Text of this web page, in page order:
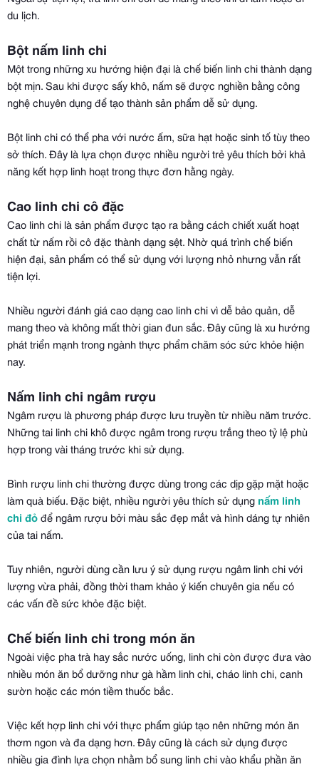
du lịch.
Bột nấm linh chi
Một trong những xu hướng hiện đại là chế biến linh chi thành dạng
bột mịn. Sau khi được sấy khô, nấm sẽ được nghiền bằng công
nghệ chuyên dụng để tạo thành sản phẩm dễ sử dụng.
Bột linh chi có thể pha với nước ấm, sữa hạt hoặc sinh tố tùy theo
sở thích. Đây là lựa chọn được nhiều người trẻ yêu thích bởi khả
năng kết hợp linh hoạt trong thực đơn hằng ngày.
Cao linh chi cô đặc
Cao linh chi là sản phẩm được tạo ra bằng cách chiết xuất hoạt
chất từ nấm rồi cô đặc thành dạng sệt. Nhờ quá trình chế biến
hiện đại, sản phẩm có thể sử dụng với lượng nhỏ nhưng vẫn rất
tiện lợi.
Nhiều người đánh giá cao dạng cao linh chi vì dễ bảo quản, dễ
mang theo và không mất thời gian đun sắc. Đây cũng là xu hướng
phát triển mạnh trong ngành thực phẩm chăm sóc sức khỏe hiện
nay.
Nấm linh chi ngâm rượu
Ngâm rượu là phương pháp được lưu truyền từ nhiều năm trước.
Những tai linh chi khô được ngâm trong rượu trắng theo tỷ lệ phù
hợp trong vài tháng trước khi sử dụng.
Bình rượu linh chi thường được dùng trong các dịp gặp mặt hoặc
làm quà biếu. Đặc biệt, nhiều người yêu thích sử dụng nấm linh
chi đỏđể ngâm rượu bởi màu sắc đẹp mắt và hình dáng tự nhiên
của tai nấm.
Tuy nhiên, người dùng cần lưu ý sử dụng rượu ngâm linh chi với
lượng vừa phải, đồng thời tham khảo ý kiến chuyên gia nếu có
các vấn đề sức khỏe đặc biệt.
Chế biến linh chi trong món ăn
Ngoài việc pha trà hay sắc nước uống, linh chi còn được đưa vào
nhiều món ăn bổ dưỡng như gà hầm linh chi, cháo linh chi, canh
sườn hoặc các món tiềm thuốc bắc.
Việc kết hợp linh chi với thực phẩm giúp tạo nên những món ăn
thơm ngon và đa dạng hơn. Đây cũng là cách sử dụng được
nhiều gia đình lựa chọn nhằm bổ sung linh chi vào khẩu phần ăn